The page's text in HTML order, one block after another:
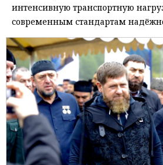
интенсивную транспортную
современным стандартам